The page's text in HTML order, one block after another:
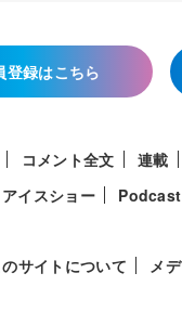
登録はこちら
コメント全文 連載
アイスショー Podcast
サイトについて メ